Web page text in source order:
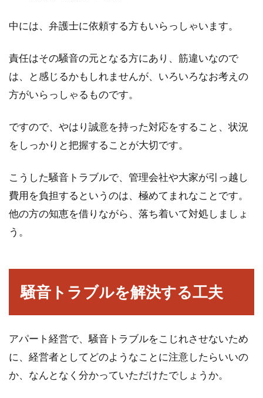
中には、弁護士に依頼する方もいらっしゃいます。
責任はその騒音の元となる方にあり、筋違いなので
は、と感じるかもしれませんが、いろいろなお考えの
方がいらっしゃるものです。
ですので、やはり誠意を持った対応をすること、状況
をしっかりと把握することが大切です。
こうした騒音トラブルで、管理会社や大家が引っ越し
費用を負担するというのは、極めてまれなことです。
他の方の知恵を借りながら、落ち着いて対処しましょ
う。
騒音トラブルを解決する工夫
アパート経営で、騒音トラブルをこじれさせないため
に、経営者としてどのようなことに注意したらいいの
か、なんとなく分かっていただけたでしょうか。